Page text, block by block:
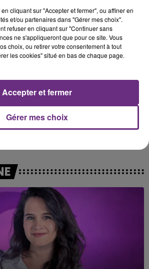
5h06
5h06
TAYLOR SWIFT
cliquant sur "Accepter et fermer", ou affiner en
et/ou partenaires dans "Gérer mes choix".
refuser en cliquant sur "Continuer sans
ne s'appliqueront que pour ce site. Vous
choix, ou retirer votre consentement à tout
les cookies" situé en bas de chaque page.
Gérer mes choix
Accepter et fermer